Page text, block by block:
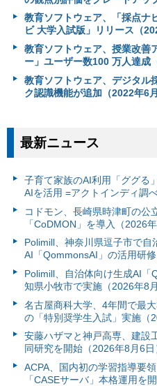
教育ソフトウェア、「採点ナ
ビ 大学入試版」リリース（
教育ソフトウェア、授業改善
ー」ユーザー数100 万人達成
教育ソフトウェア、デジタル
ク認識機能が追加（2022年6月
最新ニュース
子育て家族のAI利用「ググる
AIを活用 =アクトインディ調
コドモン、長崎県時津町の公
「CoDMON」を導入（2026年
Polimill、神奈川県逗子市で自
AI「QommonsAI」の活用研
Polimill、自治体向け生成AI「
知県小牧市で実施（2026年8月
名古屋商科大学、4年間で最
の「特別奨学生入試」実施（
安藤ハザマと神戸高専、建設
同研究を開始（2026年8月6日
ACPA、国内初の学習指導要
「CASEサーバ」本格運用を